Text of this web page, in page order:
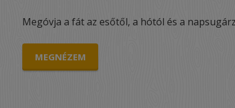
Megóvja a fát az esőtől, a hótól és a
MEGNÉZEM